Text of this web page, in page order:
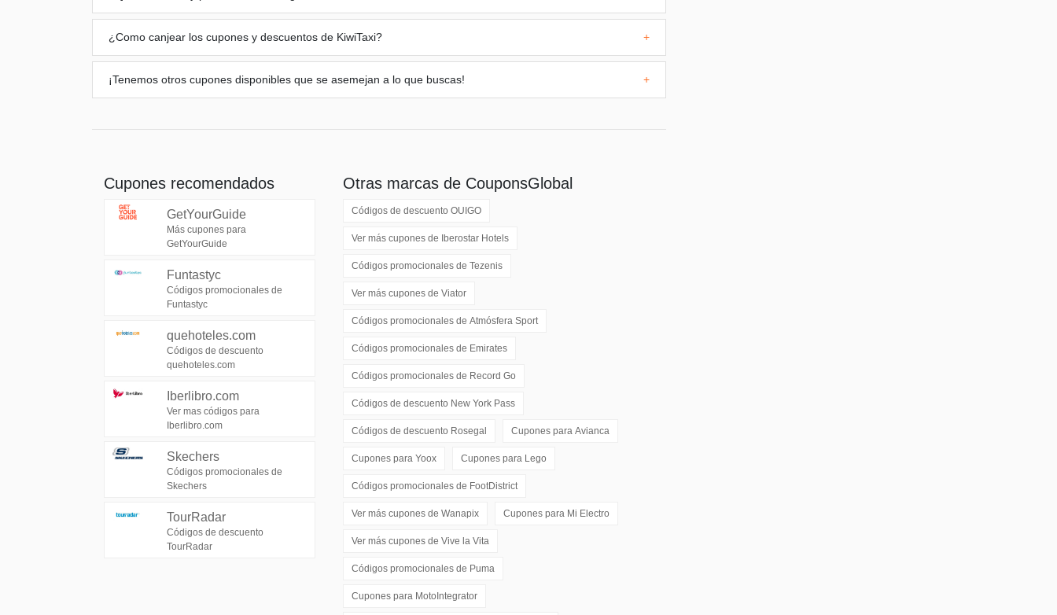
¿Como canjear los cupones y descuentos de KiwiTaxi? +
¡Tenemos otros cupones disponibles que se asemejan a lo que buscas! +
Cupones recomendados
GetYourGuide
Más cupones para
GetYourGuide
Funtastyc
Códigos promocionales de
Funtastyc
quehoteles.com
Códigos de descuento
quehoteles.com
Iberlibro.com
Ver mas códigos para
Iberlibro.com
Skechers
Códigos promocionales de
Skechers
TourRadar
Códigos de descuento
TourRadar
Otras marcas de CouponsGlobal
Códigos de descuentoOUIGO
Ver más cupones de Iberostar Hotels
Códigos promocionales deTezenis
Ver más cupones deViator
Códigos promocionales deAtmósfera Sport
Códigos promocionales de Emirates
Códigos promocionales de Record Go
Códigos de descuento New York Pass
Códigos de descuento Rosegal Cupones paraAvianca
Cupones paraYoox Cupones para Lego
Códigos promocionales de FootDistrict
Ver más cupones deWanapix Cupones para Mi Electro
Ver más cupones deVive la Vita
Códigos promocionales de Puma
Cupones para MotoIntegrator